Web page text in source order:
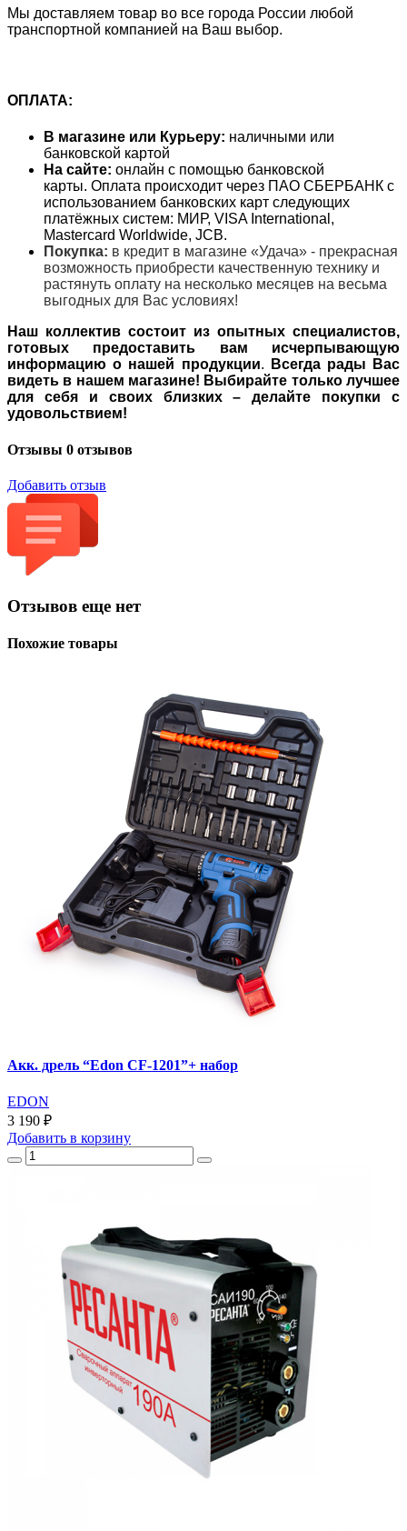
Мы доставляем товар во все города России любой
транспортной компанией на Ваш выбор.
ОПЛАТА:
В магазине или Курьеру: наличными или
банковской картой
На сайте: онлайн с помощью банковской
карты. Оплата происходит через ПАО СБЕРБАНК с
использованием банковских карт следующих
платёжных систем: МИР, VISA International,
Mastercard Worldwide, JCB.
Покупка: в кредит в магазине «Удача» - прекрасная
возможность приобрести качественную технику и
растянуть оплату на несколько месяцев на весьма
выгодных для Вас условиях!
Наш коллектив состоит из опытных специалистов,
готовых предоставить вам исчерпывающую
информацию о нашей продукции.
Всегда рады Вас
видеть в нашем магазине! Выбирайте только лучшее
для себя и своих близких – делайте покупки с
удовольствием!
Отзывы 0 отзывов
Добавить отзыв
Отзывов еще нет
Похожие товары
Акк. дрель “Edon CF-1201”+ набор
EDON
3 190 ₽
Добавить в корзину